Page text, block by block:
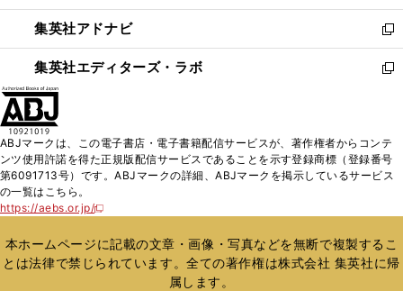
開
く
ウ
で
開
く
ン
ド
ウ
で
ウ
ィ
ン
ド
く
集英社アドナビ
新
し
い
ド
ウ
で
集英社エディターズ・ラボ
新
ィ
ン
ド
開
く
ABJマークは、この電子書店・電子書籍配信サービスが、著作権者からコンテ
ンツ使用許諾を得た正規版配信サービスであることを示す登録商標（登録番号
第6091713号）です。ABJマークの詳細、ABJマークを掲示しているサービス
の一覧はこちら。
https://aebs.or.jp/
新
い
ウ
ィ
本ホームページに記載の文章・画像・写真などを無断で複製するこ
とは法律で禁じられています。全ての著作権は株式会社 集英社に帰
属します。